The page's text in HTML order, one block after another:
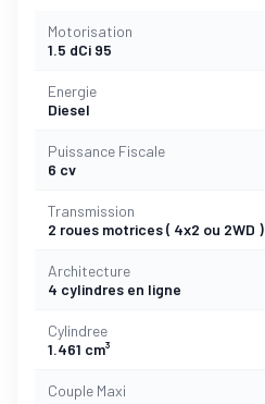
Motorisation
1.5 dCi 95
Energie
Diesel
Puissance Fiscale
6 cv
Transmission
2 roues motrices ( 4x2 ou 2WD )
Architecture
4 cylindres en ligne
Cylindree
1.461 cm³
Couple Maxi